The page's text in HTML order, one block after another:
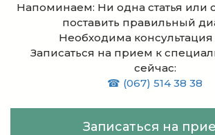
Напоминаем: Ни одна статья или
поставить правильный
Необходима консультация
Записаться на прием к
сейчас:
☎ (067) 514 38 38
Записаться на